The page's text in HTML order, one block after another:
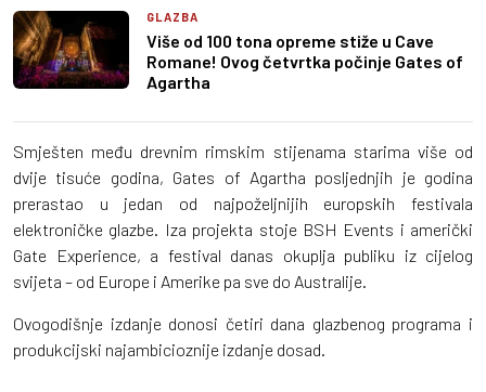
GLAZBA
Više od 100 tona opreme stiže u Cave
Romane! Ovog četvrtka počinje Gates of
Agartha
Smješten među drevnim rimskim stijenama starima više od
dvije tisuće godina, Gates of Agartha posljednjih je godina
prerastao u jedan od najpoželjnijih europskih festivala
elektroničke glazbe. Iza projekta stoje BSH Events i američki
Gate Experience, a festival danas okuplja publiku iz cijelog
svijeta – od Europe i Amerike pa sve do Australije.
Ovogodišnje izdanje donosi četiri dana glazbenog programa i
produkcijski najambicioznije izdanje dosad.